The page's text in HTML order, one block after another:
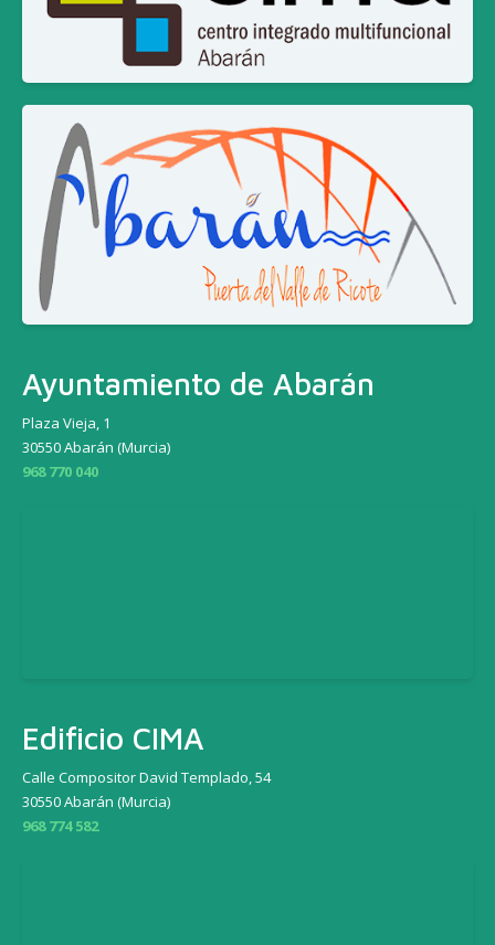
Ayuntamiento de Abarán
Plaza Vieja, 1
30550 Abarán (Murcia)
968 770 040
Edificio CIMA
Calle Compositor David Templado, 54
30550 Abarán (Murcia)
968 774 582